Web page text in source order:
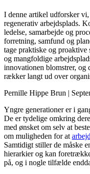
I denne artikel udforsker
regenerativ arbejdsplads.
ledelse, samarbejde og
forretning, samfund og
tage praktiske og proaktive
og mangfoldige
innovationen blomstrer, og
rækker langt ud over
Pernille Hippe Brun |
Yngre generationer er i
De er tydelige omkring
med ønsket om selv at
om muligheden for at
Samtidigt stiller de måske
hierarkier og kan
på, og i nogle tilfælde